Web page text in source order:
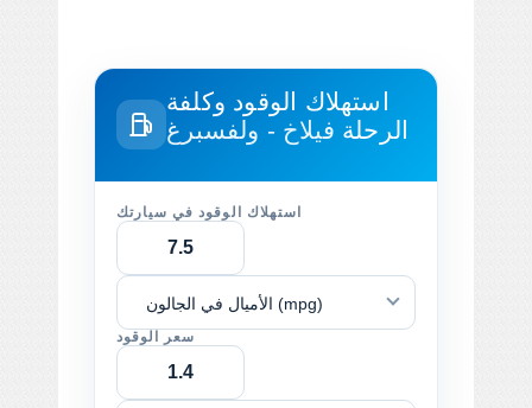
استهلاك الوقود وكلفة
الرحلة فيلاخ - ولفسبرغ
استهلاك الوقود في سيارتك
الأميال في الجالون (mpg)
سعر الوقود